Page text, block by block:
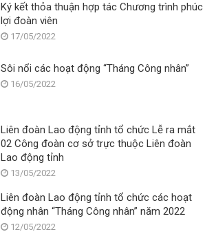
Ký kết thỏa thuận hợp tác Chương trình phúc
lợi đoàn viên
17/05/2022
Sôi nổi các hoạt động “Tháng Công nhân”
16/05/2022
Liên đoàn Lao động tỉnh tổ chức Lễ ra mắt
02 Công đoàn cơ sở trực thuộc Liên đoàn
Lao động tỉnh
13/05/2022
Liên đoàn Lao động tỉnh tổ chức các hoạt
động nhân “Tháng Công nhân” năm 2022
12/05/2022